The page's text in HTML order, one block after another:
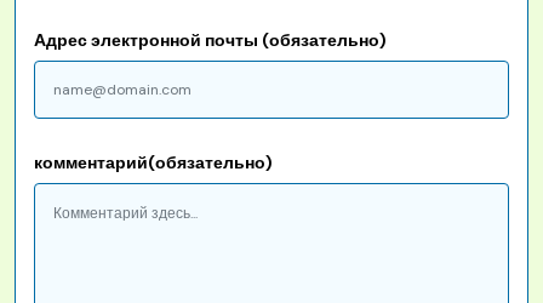
комментарий(обязательно)
Адрес электронной почты (обязательно)